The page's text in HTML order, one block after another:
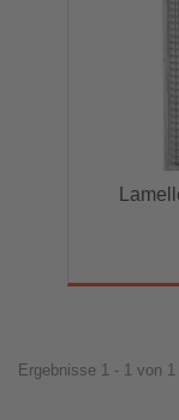
Ergebnisse 1 - 1 von 1